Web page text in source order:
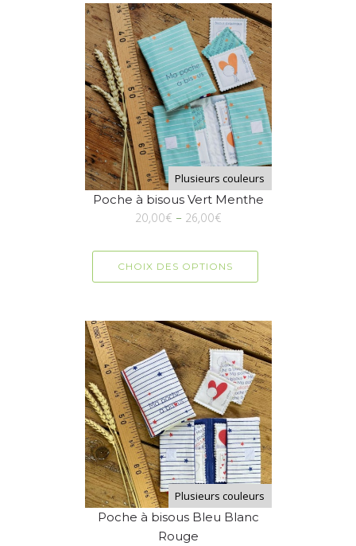
Plusieurs couleurs
Poche à bisous Vert Menthe
20,00€ – 26,00€
CHOIX DES OPTIONS
Plusieurs couleurs
Poche à bisous Bleu Blanc
Rouge